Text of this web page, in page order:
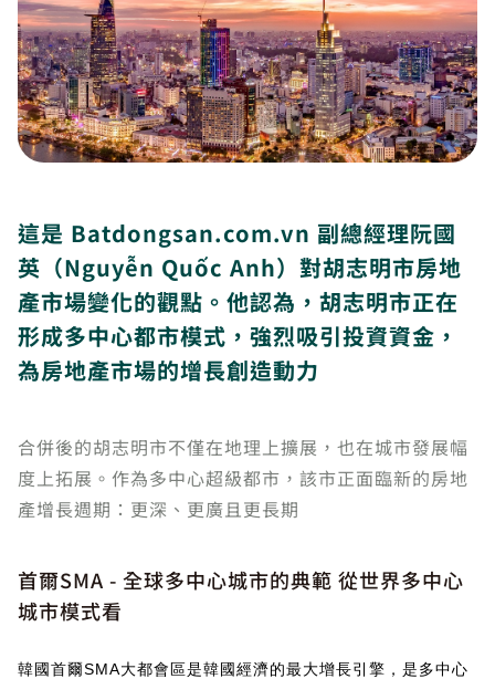
這是 Batdongsan.com.vn 副總經理阮國
英（Nguyễn Quốc Anh）對胡志明市房地
產市場變化的觀點。他認為，胡志明市正在
形成多中心都市模式，強烈吸引投資資金，
為房地產市場的增長創造動力
合併後的胡志明市不僅在地理上擴展，也在城市發展幅
度上拓展。作為多中心超級都市，該市正面臨新的房地
產增長週期：更深、更廣且更長期
首爾SMA - 全球多中心城市的典範 從世界多中心
城市模式看
韓國首爾SMA大都會區是韓國經濟的最大增長引擎，是多中心